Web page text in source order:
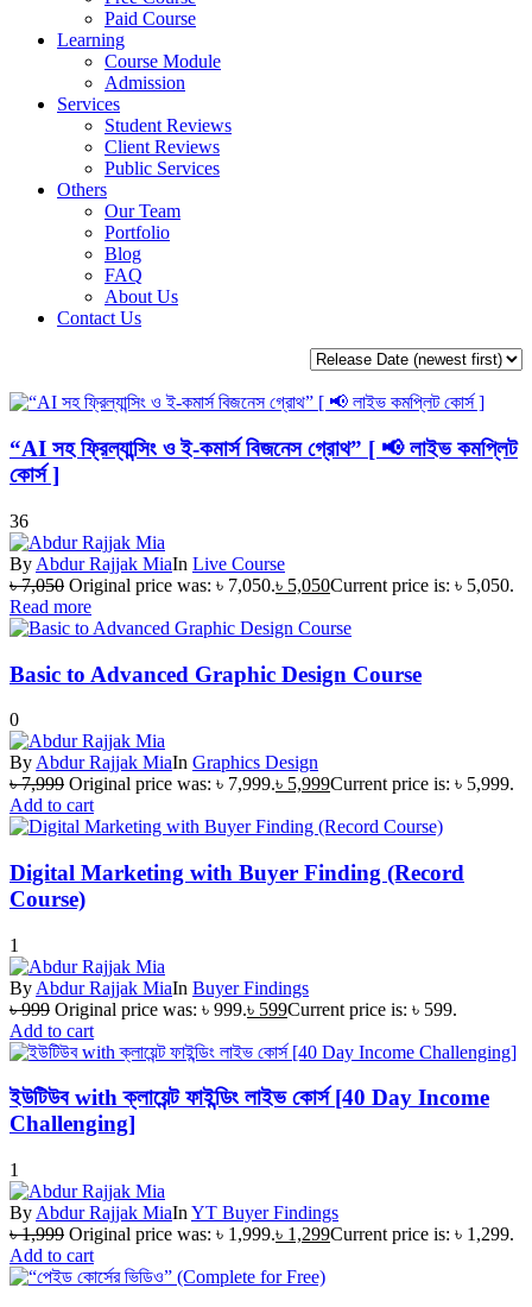
Paid Course
Learning
Course Module
Admission
Services
Student Reviews
Client Reviews
Public Services
Others
Our Team
Portfolio
Blog
FAQ
About Us
Contact Us
“AI সহ ফ্রিল্যান্সিং ও ই-কমার্স বিজনেস গ্রোথ” [ 📢 লাইভ কমপ্লিট
কোর্স ]
36
By Abdur Rajjak MiaIn Live Course
৳7,050 Original price was: ৳ 7,050.৳ 5,050Current price is: ৳ 5,050.
Read more
Basic to Advanced Graphic Design Course
0
By Abdur Rajjak MiaIn Graphics Design
৳7,999 Original price was: ৳ 7,999.৳ 5,999Current price is: ৳ 5,999.
Add to cart
Digital Marketing with Buyer Finding (Record
Course)
1
By Abdur Rajjak MiaIn Buyer Findings
৳999 Original price was: ৳ 999.৳ 599Current price is: ৳ 599.
Add to cart
ইউটিউব with ক্লায়েন্ট ফাইন্ডিং লাইভ কোর্স [40 Day Income
Challenging]
1
By Abdur Rajjak MiaIn YT Buyer Findings
৳1,999 Original price was: ৳ 1,999.৳ 1,299Current price is: ৳ 1,299.
Add to cart